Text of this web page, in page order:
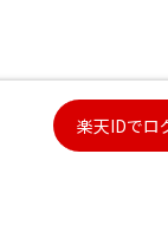
楽天IDでロ